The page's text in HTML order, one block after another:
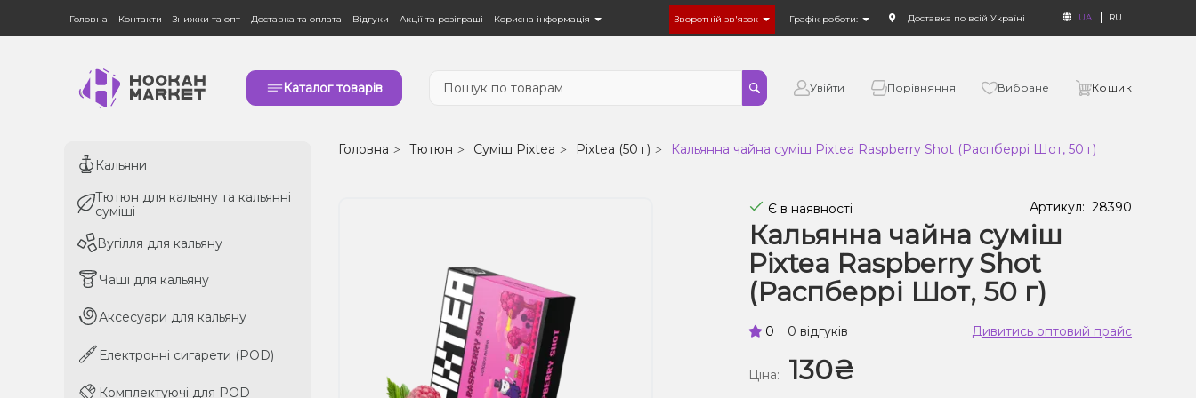
Головна Контакти Знижки та опт Доставка та оплата Відгуки Акції та розіграші Корисна інформація Зворотній зв'язок Графік роботи: Доставка по всій Україні UA RU
Каталог товарів Увійти Порівняння Вибране Кошик
Кальяни
Тютюн для кальяну та кальянні
суміші
Вугілля для кальяну
Чаші для кальяну
Аксесуари для кальяну
Електронні сигарети (POD)
Комплектуючі для POD
Кальяни
Тютюн для кальяну та кальянні
суміші
Вугілля для кальяну
Чаші для кальяну
Аксесуари для кальяну
Електронні сигарети (POD)
Комплектуючі для POD
Головна Тютюн Суміш Pixtea Pixtea (50 г) Кальянна чайна суміш Pixtea Raspberry Shot (Распберрі Шот, 50 г)
Є в наявності Артикул: 28390
Кальянна чайна суміш
Pixtea Raspberry Shot
(Распберрі Шот, 50 г)
0 0 відгуків Дивитись оптовий прайс
Ціна: 130₴